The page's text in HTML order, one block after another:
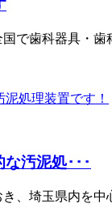
で歯科器具・
な汚泥処･･･
、埼玉県内を